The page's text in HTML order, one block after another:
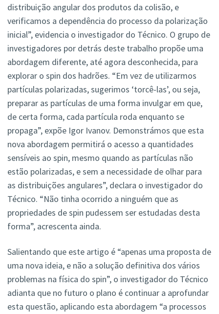
distribuição angular dos produtos da colisão, e
verificamos a dependência do processo da polarização
inicial”, evidencia o investigador do Técnico. O grupo de
investigadores por detrás deste trabalho propõe uma
abordagem diferente, até agora desconhecida, para
explorar o spin dos hadrões. “Em vez de utilizarmos
partículas polarizadas, sugerimos ‘torcê-las’, ou seja,
preparar as partículas de uma forma invulgar em que,
de certa forma, cada partícula roda enquanto se
propaga”, expõe Igor Ivanov. Demonstrámos que esta
nova abordagem permitirá o acesso a quantidades
sensíveis ao spin, mesmo quando as partículas não
estão polarizadas, e sem a necessidade de olhar para
as distribuições angulares”, declara o investigador do
Técnico. “Não tinha ocorrido a ninguém que as
propriedades de spin pudessem ser estudadas desta
forma”, acrescenta ainda.
Salientando que este artigo é “apenas uma proposta de
uma nova ideia, e não a solução definitiva dos vários
problemas na física do spin”, o investigador do Técnico
adianta que no futuro o plano é continuar a aprofundar
esta questão, aplicando esta abordagem “a processos